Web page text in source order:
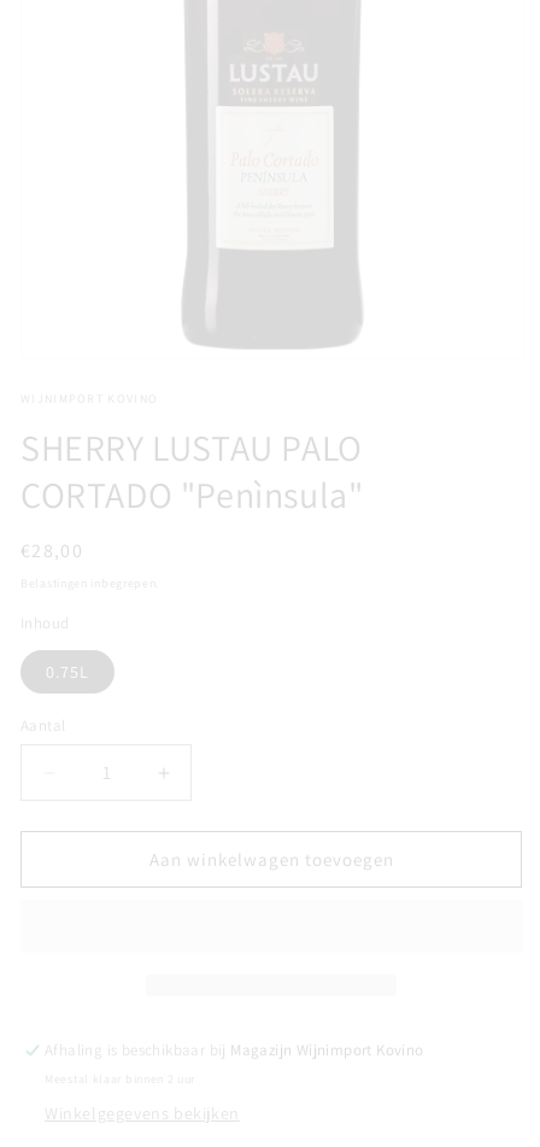
openen
modaal
WIJNIMPORT KOVINO
SHERRY LUSTAU PALO
CORTADO "Penìnsula"
Normale
€28,00
Inhoud
0.75L
Aantal
Aantal
Aantal
voor
LUSTAU
voor
SHERRY
LUSTAU
Aan winkelwagen toevoegen
Afhaling is beschikbaar bij Magazijn Wijnimport Kovino
Meestal klaar binnen 2 uur
Winkelgegevens bekijken